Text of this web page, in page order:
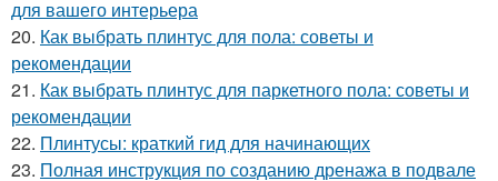
для вашего интерьера
20. Как выбрать плинтус для пола: советы и
рекомендации
21. Как выбрать плинтус для паркетного пола: советы и
рекомендации
22. Плинтусы: краткий гид для начинающих
23. Полная инструкция по созданию дренажа в подвале